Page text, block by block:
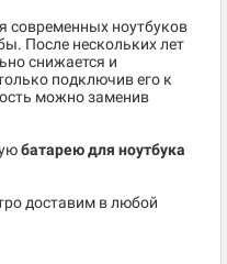
современных ноутбуков
После нескольких лет
снижается и
подключив его к
можно заменив
батарею для ноутбука
доставим в любой